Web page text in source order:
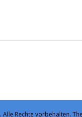
. Alle Rechte vorbehalten.